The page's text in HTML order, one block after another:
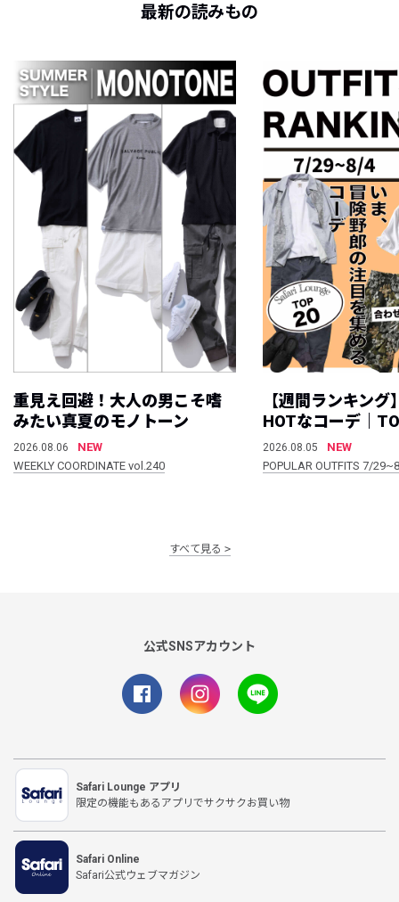
最新の読みもの
重見え回避！大人の男こそ嗜
みたい真夏のモノトーン
2026.08.06
NEW
WEEKLY COORDINATE vol.240
【週間ランキング
HOTなコーデ｜
2026.08.05
NEW
POPULAR OUTFITS 7/
すべて見る
公式SNSアカウント
Safari Lounge アプリ
限定の機能もあるアプリでサクサクお買い物
Safari Online
Safari公式ウェブマガジン